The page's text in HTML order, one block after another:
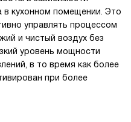
в кухонном помещении. Это
управлять процессом
и чистый воздух без
уровень мощности
в то время как более
при более